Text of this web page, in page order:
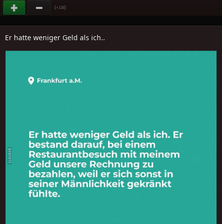
(+138)
Er hatte weniger Geld als ich..